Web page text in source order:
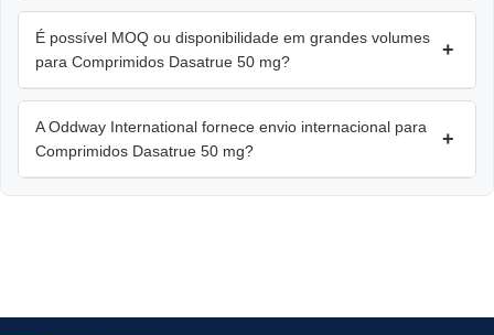
É possível MOQ ou disponibilidade em grandes volumes
para Comprimidos Dasatrue 50 mg?
+
A Oddway International fornece envio internacional para
Comprimidos Dasatrue 50 mg?
+